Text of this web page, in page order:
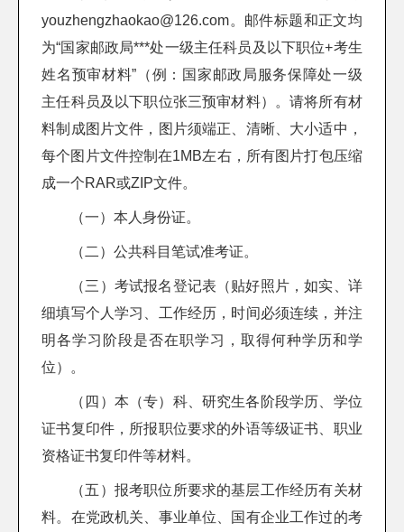
youzhengzhaokao@126.com。邮件标题和正文均
为“国家邮政局***处一级主任科员及以下职位+考生
姓名预审材料”（例：国家邮政局服务保障处一级
主任科员及以下职位张三预审材料）。请将所有材
料制成图片文件，图片须端正、清晰、大小适中，
每个图片文件控制在1MB左右，所有图片打包压缩
成一个RAR或ZIP文件。
（一）本人身份证。
（二）公共科目笔试准考证。
（三）考试报名登记表（贴好照片，如实、详
细填写个人学习、工作经历，时间必须连续，并注
明各学习阶段是否在职学习，取得何种学历和学
位）。
（四）本（专）科、研究生各阶段学历、学位
证书复印件，所报职位要求的外语等级证书、职业
资格证书复印件等材料。
（五）报考职位所要求的基层工作经历有关材
料。在党政机关、事业单位、国有企业工作过的考